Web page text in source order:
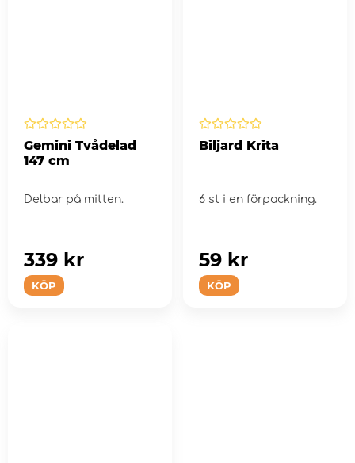
Gemini Tvådelad
147 cm
Delbar på mitten.
KÖP
339 kr
Biljard Krita
6 st i en förpackning.
KÖP
59 kr